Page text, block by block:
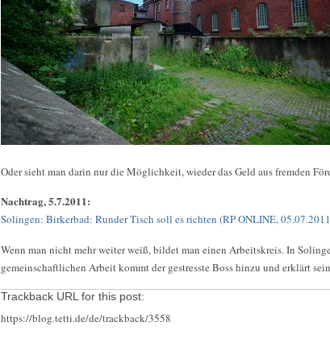
Oder sieht man darin nur die Möglichkeit, wieder das Geld aus fremden
Nachtrag, 5.7.2011:
Solingen: Birkerbad: Runder Tisch soll es richten (RP ONLINE,
Wenn man nicht mehr weiter weiß, bildet man einen Arbeitskreis. In
gemeinschaftlichen Arbeit kommt der gestresste Boss hinzu und erklärt
Trackback URL for this post:
https://blog.tetti.de/de/trackback/3558